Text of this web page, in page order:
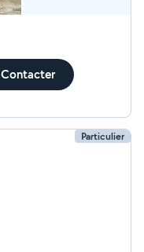
Contacter
Particulier